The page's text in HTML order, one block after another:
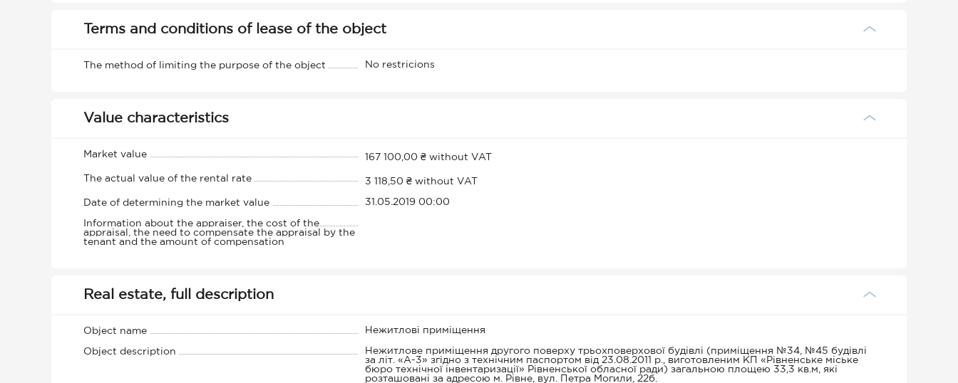
Terms and conditions of lease of the object
The method of limiting the purpose of the object No restricions
Value characteristics
Market value 167 100,00 ₴ without VAT
The actual value of the rental rate 3 118,50 ₴ without VAT
Date of determining the market value 31.05.2019 00:00
Information about the appraiser, the cost of the
appraisal, the need to compensate the appraisal by the
tenant and the amount of compensation
Real estate, full description
Object name Нежитлові приміщення
Object description
Нежитлове приміщення другого поверху трьохповерхової будівлі (приміщення №34, №45 будівлі
за літ. «А-3» згідно з технічним паспортом від 23.08.2011 р., виготовленим КП «Рівненське міське
бюро технічної інвентаризації» Рівненської обласної ради) загальною площею 33,3 кв.м, які
розташовані за адресою м. Рівне, вул. Петра Могили, 22б.